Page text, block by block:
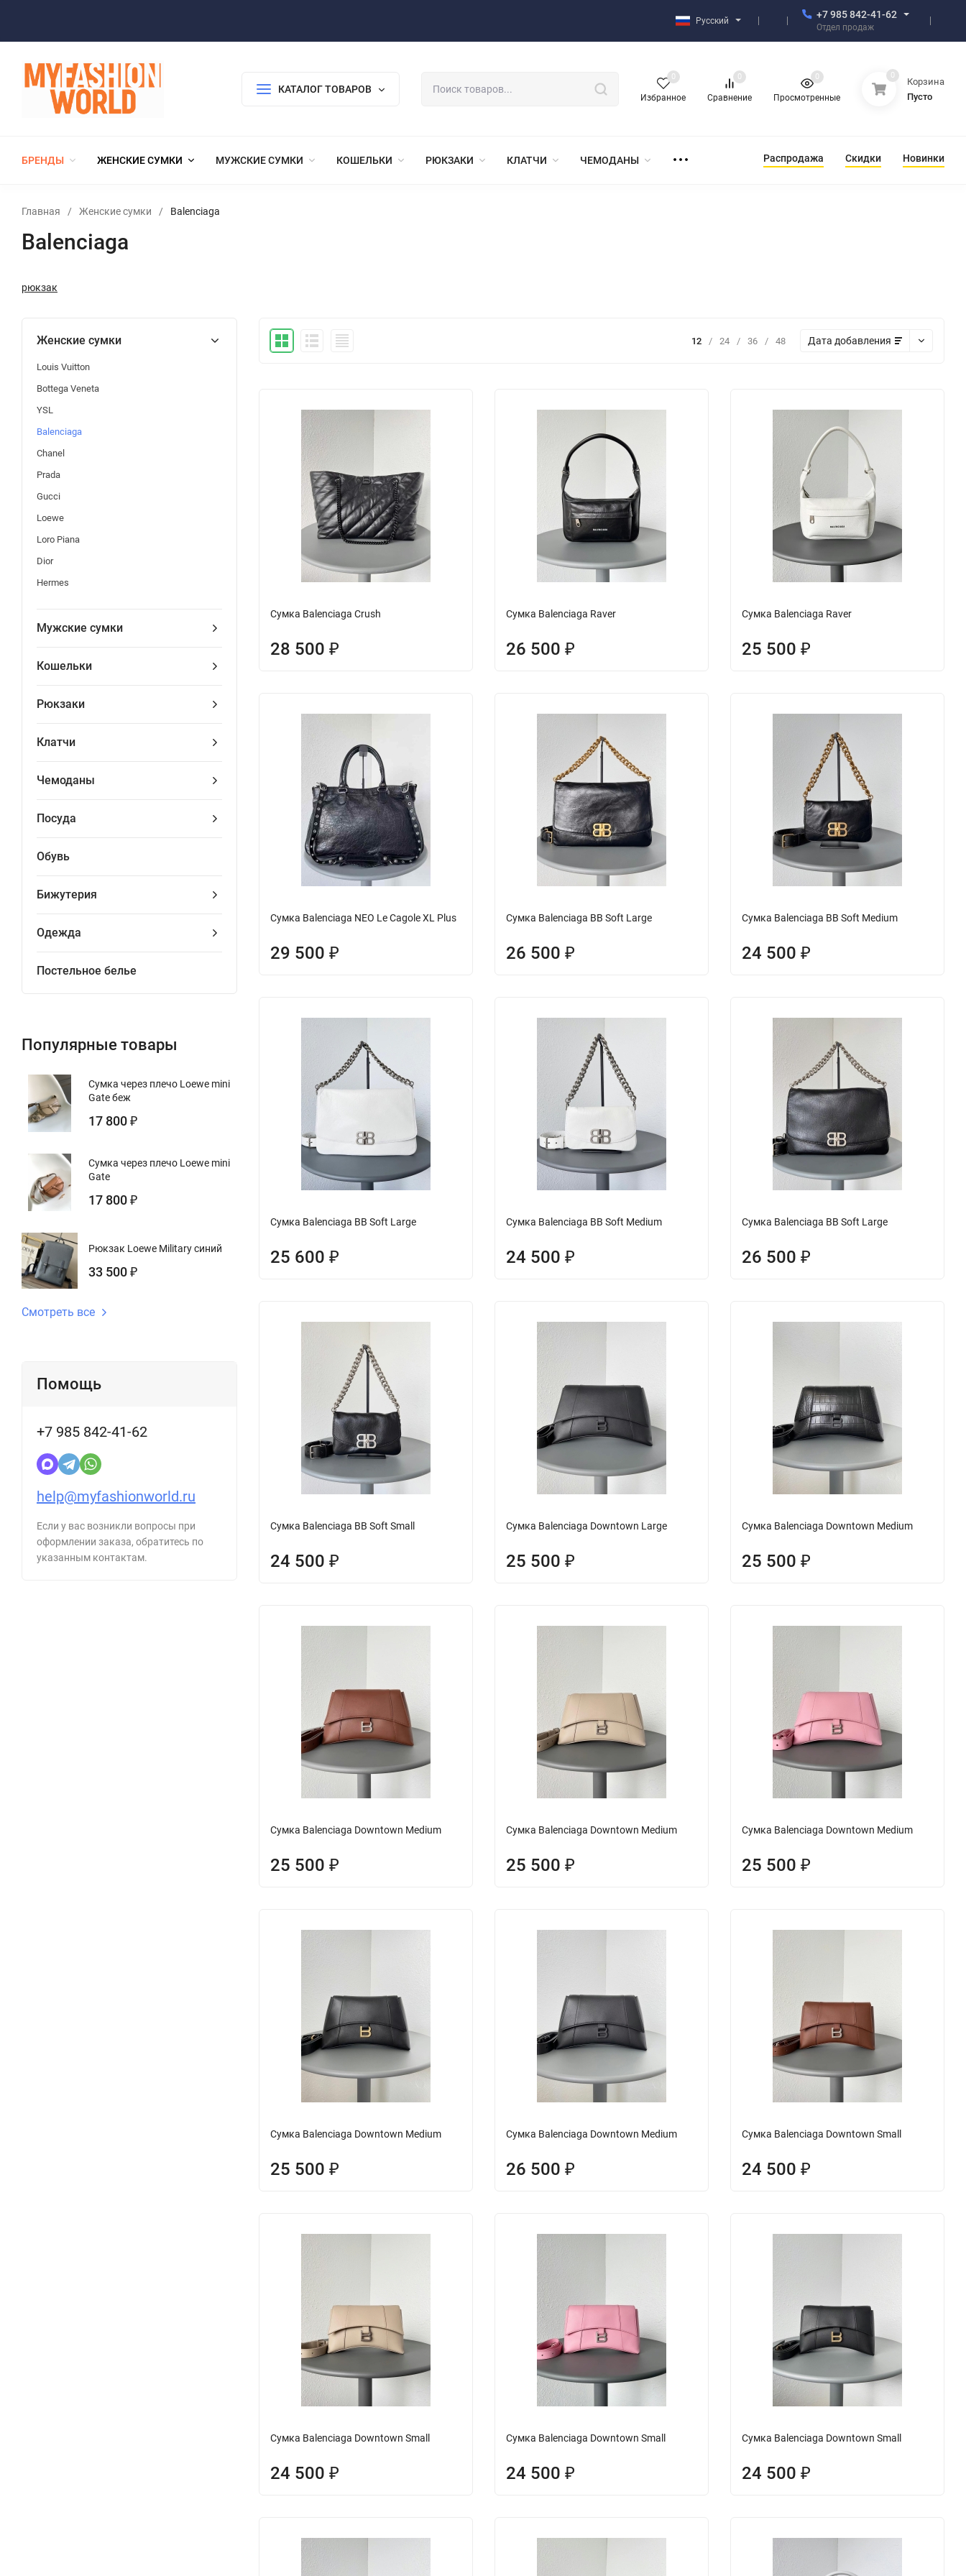
Русский
+7 985 842-41-62
Отдел продаж
КАТАЛОГ ТОВАРОВ
Избранное
0
Сравнение
0
Просмотренные
0 0
Корзина
Пусто
БРЕНДЫ ЖЕНСКИЕ СУМКИ МУЖСКИЕ СУМКИ КОШЕЛЬКИ РЮКЗАКИ КЛАТЧИ ЧЕМОДАНЫ Распродажа Скидки Новинки
Главная / Женские сумки / Balenciaga
Balenciaga
рюкзак
Женские сумки
Louis Vuitton
Bottega Veneta
YSL
Balenciaga
Chanel
Prada
Gucci
Loewe
Loro Piana
Dior
Hermes
Мужские сумки
Кошельки
Рюкзаки
Клатчи
Чемоданы
Посуда
Обувь
Бижутерия
Одежда
Постельное белье
Популярные товары
Сумка через плечо Loewe mini
Gate беж
17 800 ₽
Сумка через плечо Loewe mini
Gate
17 800 ₽
Рюкзак Loewe Military синий
33 500 ₽
Смотреть все
Помощь
+7 985 842-41-62
help@myfashionworld.ru
Если у вас возникли вопросы при
оформлении заказа, обратитесь по
указанным контактам.
12 / 24 / 36 / 48 Дата добавления
Сумка Balenciaga Crush
28 500 ₽
Сумка Balenciaga Raver
26 500 ₽
Сумка Balenciaga Raver
25 500 ₽
Сумка Balenciaga NEO Le Cagole XL Plus
29 500 ₽
Сумка Balenciaga BB Soft Large
26 500 ₽
Сумка Balenciaga BB Soft Medium
24 500 ₽
Сумка Balenciaga BB Soft Large
25 600 ₽
Сумка Balenciaga BB Soft Medium
24 500 ₽
Сумка Balenciaga BB Soft Large
26 500 ₽
Сумка Balenciaga BB Soft Small
24 500 ₽
Сумка Balenciaga Downtown Large
25 500 ₽
Сумка Balenciaga Downtown Medium
25 500 ₽
Сумка Balenciaga Downtown Medium
25 500 ₽
Сумка Balenciaga Downtown Medium
25 500 ₽
Сумка Balenciaga Downtown Medium
25 500 ₽
Сумка Balenciaga Downtown Medium
25 500 ₽
Сумка Balenciaga Downtown Medium
26 500 ₽
Сумка Balenciaga Downtown Small
24 500 ₽
Сумка Balenciaga Downtown Small
24 500 ₽
Сумка Balenciaga Downtown Small
24 500 ₽
Сумка Balenciaga Downtown Small
24 500 ₽